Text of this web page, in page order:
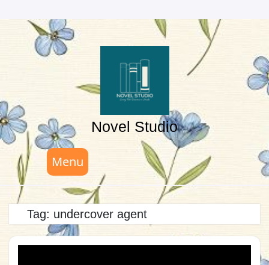
Novel Studio
Menu
Tag: undercover agent